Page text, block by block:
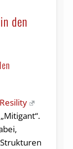
den
Resility